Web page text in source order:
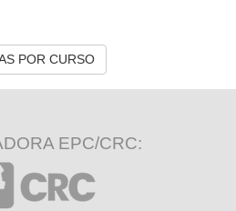
POR CURSO
EPC/CRC: